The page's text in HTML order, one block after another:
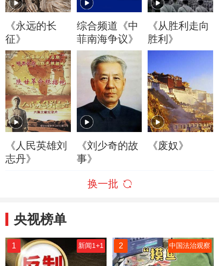
《永远的长
征》
综合频道《中
菲南海争议》
《从胜利走向
胜利》
《人民英雄刘
志丹》
《刘少奇的故
事》
《废奴》
换一批
央视榜单
1 新闻1+1 2 中国法治观察